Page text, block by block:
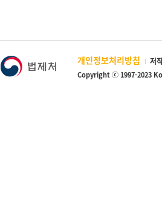
개인정보처리방침 저
Copyright ⓒ 1997-2023